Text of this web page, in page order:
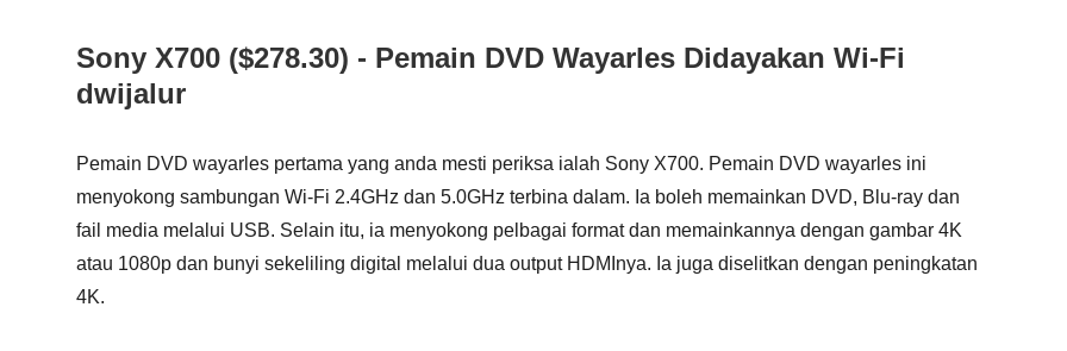
Sony X700 ($278.30) - Pemain DVD Wayarles Didayakan Wi-Fi
dwijalur
Pemain DVD wayarles pertama yang anda mesti periksa ialah Sony X700. Pemain DVD wayarles ini
menyokong sambungan Wi-Fi 2.4GHz dan 5.0GHz terbina dalam. Ia boleh memainkan DVD, Blu-ray dan
fail media melalui USB. Selain itu, ia menyokong pelbagai format dan memainkannya dengan gambar 4K
atau 1080p dan bunyi sekeliling digital melalui dua output HDMInya. Ia juga diselitkan dengan peningkatan
4K.